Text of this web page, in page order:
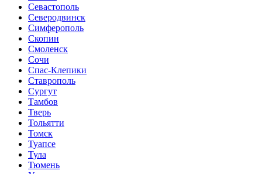
Севастополь
Северодвинск
Симферополь
Скопин
Смоленск
Сочи
Спас-Клепики
Ставрополь
Сургут
Тамбов
Тверь
Тольятти
Томск
Туапсе
Тула
Тюмень